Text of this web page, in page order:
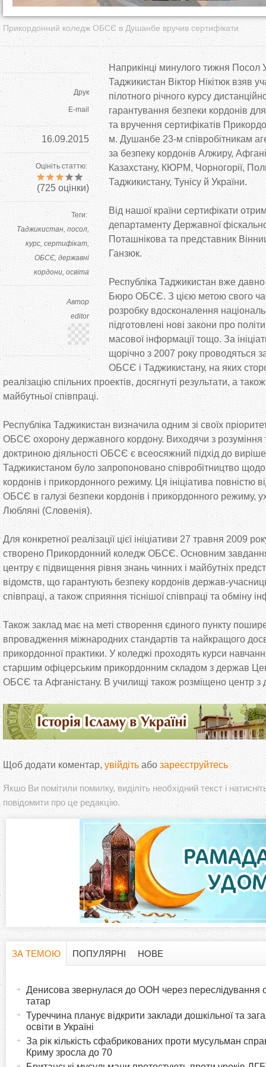
Прикордонний коледж ОБСЄ в Душанбе вручив сертифікати
Друк
E-mail
16.09.2015
Оцініть статтю:
(725оцінки)
Теги:
Таджикистан посол
курс сертифікат
ОБСЄ державні
кордони освіта
Автор
editor
Наприкінці минулого тижня Посол
Таджикистан Віктор Нікітюк взяв
пілотного річного курсу
гарантування безпеки кордонів
та вручення сертифікатів
м. Душанбе 23-м співробітникам
за безпеку кордонів Алжиру,
Казахстану, КЮРМ, Чорногорії,
Таджикистану, Тунісу й України.
Від нашої країни сертифікати
департаменту Державної
Поташнікова та представник
Ганзюк.
Республіка Таджикистан вже
Бюро ОБСЄ. З цією метою свого
розробку вдосконалення
підготовлені нові закони про
масової інформації тощо. За
щорічно з 2007 року проводяться
ОБСЄ і Таджикистану, на яких
реалізацію спільних проектів, досягнуті результати, а
майбутньої співпраці.
Республіка Таджикистан визначила одним зі своїх
ОБСЄ охорону державного кордону. Виходячи з розуміння
доктриною діяльності ОБСЄ є всеосяжний підхід до
Таджикистаном було запропоновано співробітництво
кордонів і прикордонного режиму. Ця ініціатива повністю
ОБСЄ в галузі безпеки кордонів і прикордонного режиму,
Любляні (Словенія).
Для конкретної реалізації цієї ініціативи 27 травня 2009
створено Прикордонний коледж ОБСЄ. Основним
центру є підвищення рівня знань чинних і майбутніх
відомств, що гарантують безпеку кордонів держав-
співпраці, а також сприяння тіснішої співпраці та обміну
Також заклад має на меті створення єдиного пункту
впровадження міжнародних стандартів та найкращого
прикордонної практики. У коледжі проходять курси
старшим офіцерським прикордонним складом з держав
ОБСЄ та Афганістану. В училищі також розміщено центр з
Щоб додати коментар, увійдіть або зареєструйтесь
Якшо Ви помітили помилку, виділіть необхідний текст і
повідомити про це редакцію.
ЗА ТЕМОЮ
ПОПУЛЯРНІ НОВЕ
Денисова звернулася до ООН через переслідування
татар
Туреччина планує відкрити заклади дошкільної та
освіти в Україні
За рік кількість сфабрикованих проти мусульман
Криму зросла до 70